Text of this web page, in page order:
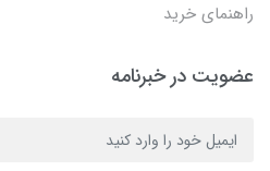
راهنمای خرید
عضویت در خبرنامه